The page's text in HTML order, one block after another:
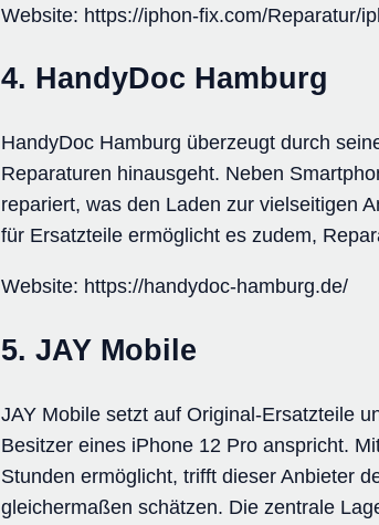
Website: https://iphon-fix.com/Reparatur/
4. HandyDoc Hamburg
HandyDoc Hamburg überzeugt durch
Reparaturen hinausgeht. Neben
repariert, was den Laden zur vielseitigen
für Ersatzteile ermöglicht es zudem,
Website: https://handydoc-hamburg.de/
5. JAY Mobile
JAY Mobile setzt auf Original-Ersatzteile
Besitzer eines iPhone 12 Pro anspricht.
Stunden ermöglicht, trifft dieser Anbieter
gleichermaßen schätzen. Die zentrale